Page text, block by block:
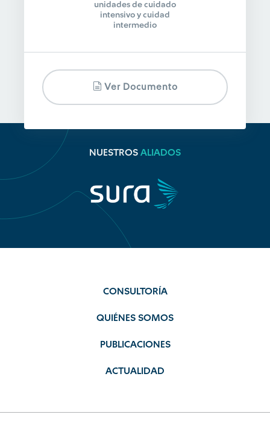
unidades de cuidado
intensivo y cuidad
intermedio
Ver Documento
NUESTROS ALIADOS
CONSULTORÍA
QUIÉNES SOMOS
PUBLICACIONES
ACTUALIDAD